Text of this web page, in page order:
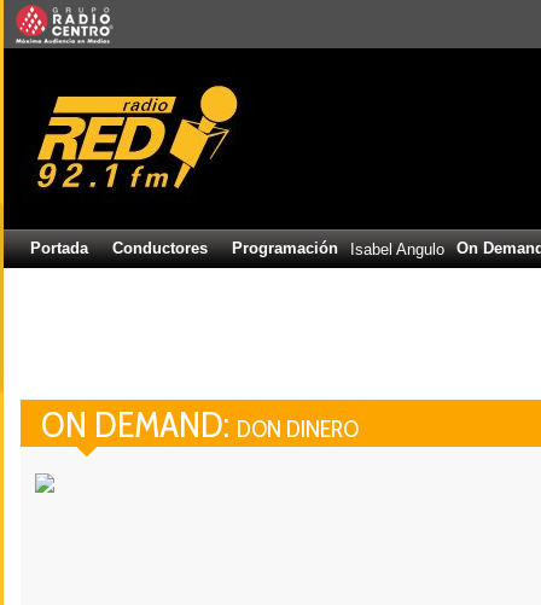
Portada Conductores Programación Isabel Angulo On
ON DEMAND: DON DINERO